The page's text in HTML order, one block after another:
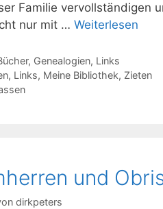
Familie vervollständigen
nur mit … Weiterlesen
, Genealogien, Links
, Links, Meine Bibliothek, Zieten
und
dirkpeters